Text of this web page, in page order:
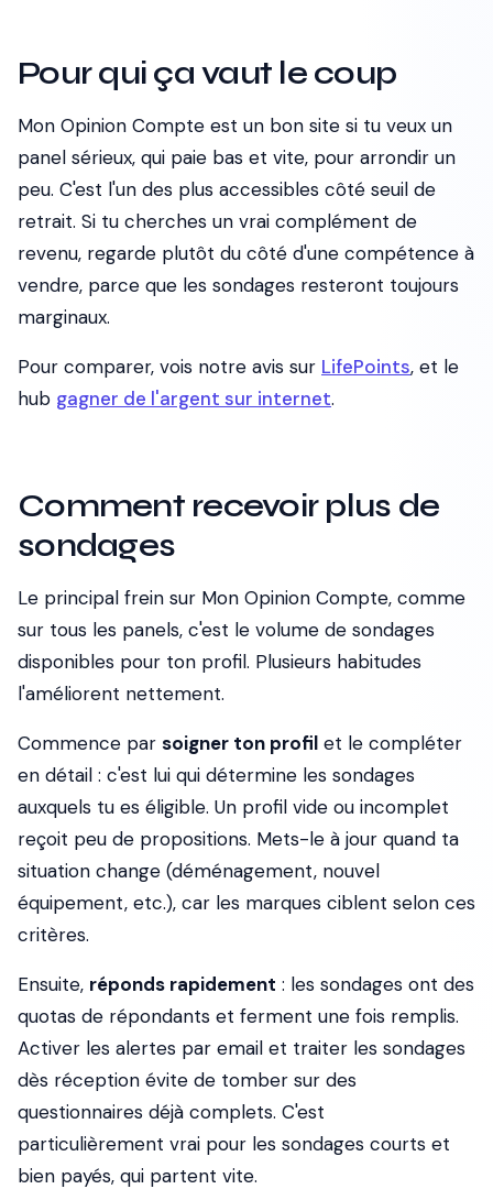
Pour qui ça vaut le coup
Mon Opinion Compte est un bon site si tu veux un
panel sérieux, qui paie bas et vite, pour arrondir un
peu. C'est l'un des plus accessibles côté seuil de
retrait. Si tu cherches un vrai complément de
revenu, regarde plutôt du côté d'une compétence à
vendre, parce que les sondages resteront toujours
marginaux.
Pour comparer, vois notre avis sur LifePoints, et le
hub gagner de l'argent sur internet.
Comment recevoir plus de
sondages
Le principal frein sur Mon Opinion Compte, comme
sur tous les panels, c'est le volume de sondages
disponibles pour ton profil. Plusieurs habitudes
l'améliorent nettement.
Commence par soigner ton profil et le compléter
en détail : c'est lui qui détermine les sondages
auxquels tu es éligible. Un profil vide ou incomplet
reçoit peu de propositions. Mets-le à jour quand ta
situation change (déménagement, nouvel
équipement, etc.), car les marques ciblent selon ces
critères.
Ensuite, réponds rapidement : les sondages ont des
quotas de répondants et ferment une fois remplis.
Activer les alertes par email et traiter les sondages
dès réception évite de tomber sur des
questionnaires déjà complets. C'est
particulièrement vrai pour les sondages courts et
bien payés, qui partent vite.